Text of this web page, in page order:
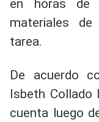
en horas de
materiales
tarea.
De acuerdo
Isbeth Collado
cuenta luego